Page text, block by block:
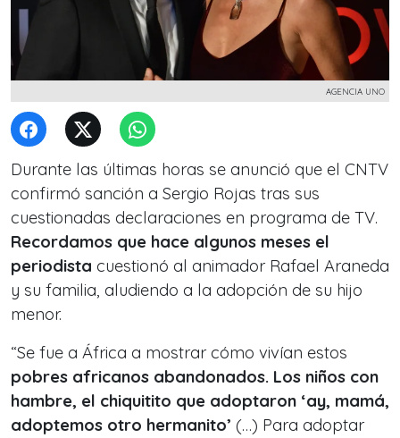
AGENCIA UNO
Durante las últimas horas se anunció que el CNTV
confirmó sanción a Sergio Rojas tras sus
cuestionadas declaraciones en programa de TV.
Recordamos que hace algunos meses el
periodista cuestionó al animador Rafael Araneda
y su familia, aludiendo a la adopción de su hijo
menor.
“Se fue a África a mostrar cómo vivían estos
pobres africanos abandonados. Los niños con
hambre, el chiquitito que adoptaron ‘ay, mamá,
adoptemos otro hermanito’ (…) Para adoptar